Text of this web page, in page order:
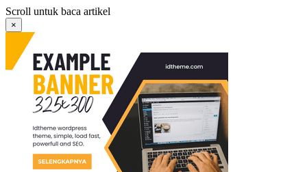
Langsung
ke
konten
Scroll untuk baca artikel
×